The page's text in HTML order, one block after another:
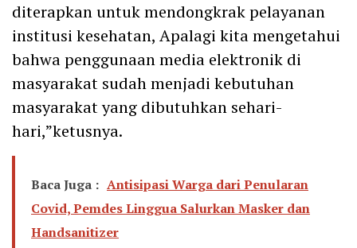
diterapkan untuk mendongkrak pelayanan
institusi kesehatan, Apalagi kita mengetahui
bahwa penggunaan media elektronik di
masyarakat sudah menjadi kebutuhan
masyarakat yang dibutuhkan sehari-
hari,”ketusnya.
Baca Juga : Antisipasi Warga dari Penularan
Covid, Pemdes Linggua Salurkan Masker dan
Handsanitizer